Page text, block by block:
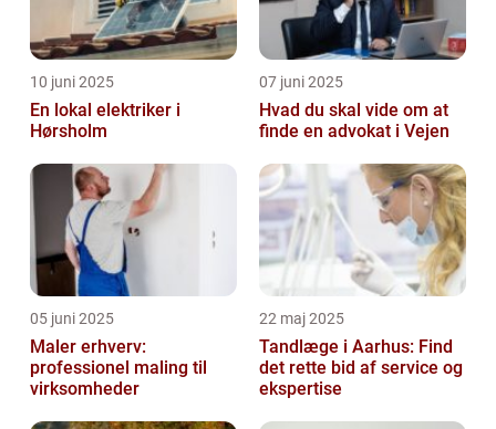
10 juni 2025
En lokal elektriker i
Hørsholm
07 juni 2025
Hvad du skal vide om at
finde en advokat i Vejen
05 juni 2025
Maler erhverv:
professionel maling til
virksomheder
22 maj 2025
Tandlæge i Aarhus: Find
det rette bid af service og
ekspertise